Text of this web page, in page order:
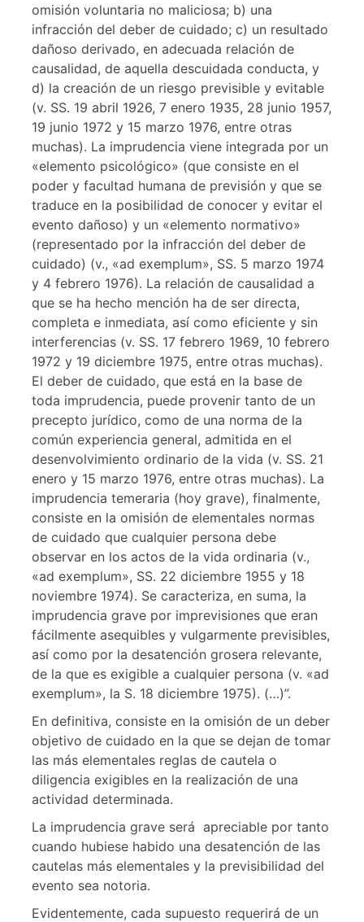
omisión voluntaria no maliciosa; b) una
infracción del deber de cuidado; c) un resultado
dañoso derivado, en adecuada relación de
causalidad, de aquella descuidada conducta, y
d) la creación de un riesgo previsible y evitable
(v. SS. 19 abril 1926, 7 enero 1935, 28 junio 1957,
19 junio 1972 y 15 marzo 1976, entre otras
muchas). La imprudencia viene integrada por un
«elemento psicológico» (que consiste en el
poder y facultad humana de previsión y que se
traduce en la posibilidad de conocer y evitar el
evento dañoso) y un «elemento normativo»
(representado por la infracción del deber de
cuidado) (v., «ad exemplum», SS. 5 marzo 1974
y 4 febrero 1976). La relación de causalidad a
que se ha hecho mención ha de ser directa,
completa e inmediata, así como eficiente y sin
interferencias (v. SS. 17 febrero 1969, 10 febrero
1972 y 19 diciembre 1975, entre otras muchas).
El deber de cuidado, que está en la base de
toda imprudencia, puede provenir tanto de un
precepto jurídico, como de una norma de la
común experiencia general, admitida en el
desenvolvimiento ordinario de la vida (v. SS. 21
enero y 15 marzo 1976, entre otras muchas). La
imprudencia temeraria (hoy grave), finalmente,
consiste en la omisión de elementales normas
de cuidado que cualquier persona debe
observar en los actos de la vida ordinaria (v.,
«ad exemplum», SS. 22 diciembre 1955 y 18
noviembre 1974). Se caracteriza, en suma, la
imprudencia grave por imprevisiones que eran
fácilmente asequibles y vulgarmente previsibles,
así como por la desatención grosera relevante,
de la que es exigible a cualquier persona (v. «ad
exemplum», la S. 18 diciembre 1975). (…)”.
En definitiva, consiste en la omisión de un deber
objetivo de cuidado en la que se dejan de tomar
las más elementales reglas de cautela o
diligencia exigibles en la realización de una
actividad determinada.
La imprudencia grave será apreciable por tanto
cuando hubiese habido una desatención de las
cautelas más elementales y la previsibilidad del
evento sea notoria.
Evidentemente, cada supuesto requerirá de un